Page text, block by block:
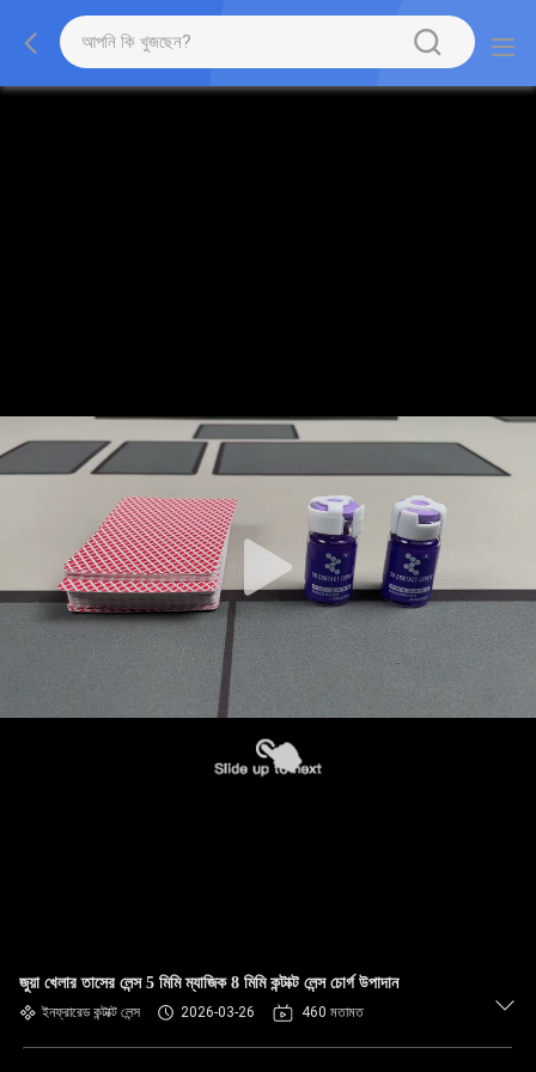
জুয়া খেলার তাসের লেন্স 5 মিমি ম্যাজিক 8 মিমি কন্টাক্ট লেন্স চোর্গ উপাদান
ইনফ্রারেড কন্টাক্ট লেন্স 2026-03-26 460 মতামত